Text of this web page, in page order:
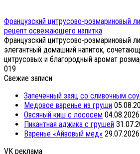
Французский цитрусово-розмариновый
рецепт освежающего напитка
Французский цитрусово-розмариновый
элегантный домашний напиток,
цитрусовых и благородный аромат
019
Свежие записи
Запеченный заяц со сливочным
Медовое варенье из груши
Овсяный киш с лососем 04.08.2026
Пикантная аджика с грушей
Варенье «Айвовый мед» 29.07.2026
VK реклама